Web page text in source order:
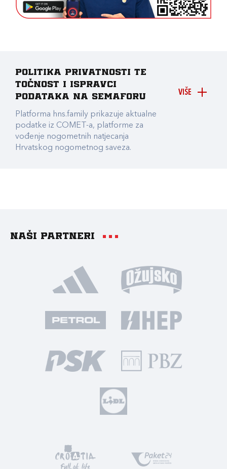
VIŠE
Politika privatnosti te
točnost i ispravci
podataka na Semaforu
Platforma hns.family prikazuje aktualne
podatke iz COMET-a, platforme za
vođenje nogometnih natjecanja
Hrvatskog nogometnog saveza.
Naši partneri